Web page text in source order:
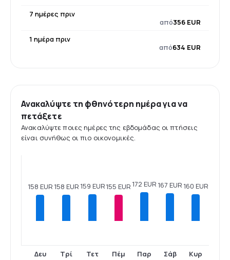
7 ημέρες πριν
από356 EUR
1 ημέρα πριν
από634 EUR
Ανακαλύψτε τη φθηνότερη ημέρα για να
πετάξετε
Ανακαλύψτε ποιες ημέρες της εβδομάδας οι πτήσεις
είναι συνήθως οι πιο οικονομικές.
158 EUR
Δευ
158 EUR
Τρί
159 EUR
Τετ
155 EUR
Πέμ
172 EUR
Παρ
167 EUR
Σάβ
160 EUR
Κυρ